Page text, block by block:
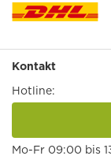
Kontakt
Hotline:
Mo-Fr 09:00 bis